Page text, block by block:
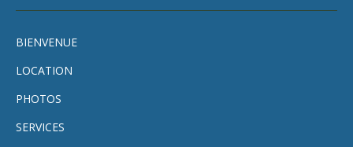
BIENVENUE
LOCATION
PHOTOS
SERVICES